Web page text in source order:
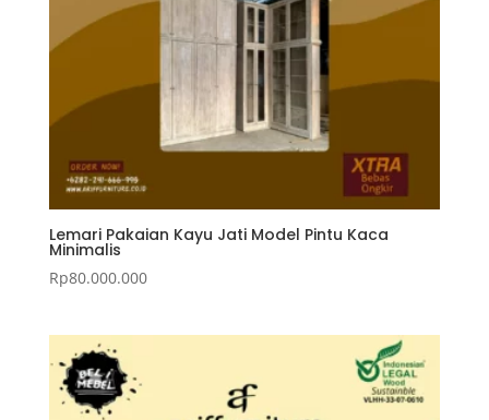
Lemari Pakaian Kayu Jati Model Pintu Kaca
Minimalis
Rp80.000.000